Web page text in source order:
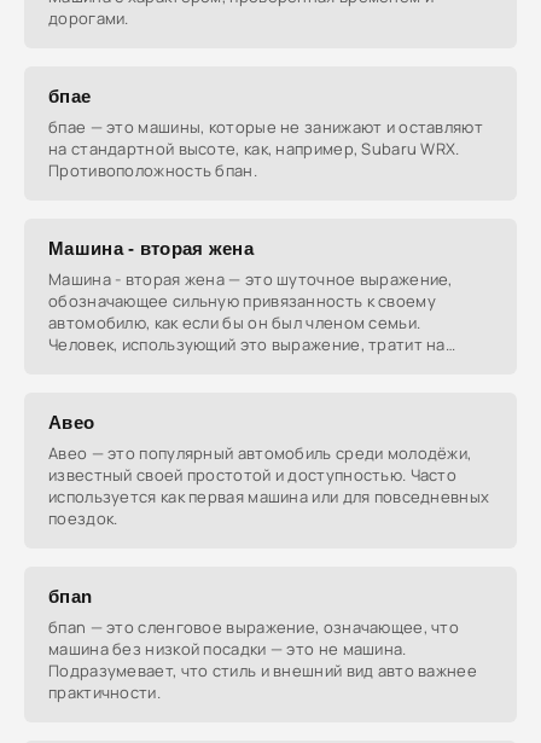
дорогами.
бпае
бпае — это машины, которые не занижают и оставляют
на стандартной высоте, как, например, Subaru WRX.
Противоположность бпан.
Машина - вторая жена
Машина - вторая жена — это шуточное выражение,
обозначающее сильную привязанность к своему
автомобилю, как если бы он был членом семьи.
Человек, использующий это выражение, тратит на
Авео
Авео — это популярный автомобиль среди молодёжи,
известный своей простотой и доступностью. Часто
используется как первая машина или для повседневных
поездок.
бпаn
бпаn — это сленговое выражение, означающее, что
машина без низкой посадки — это не машина.
Подразумевает, что стиль и внешний вид авто важнее
практичности.